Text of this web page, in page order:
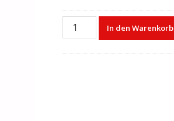
Laptop
akku
In den Warenkorb